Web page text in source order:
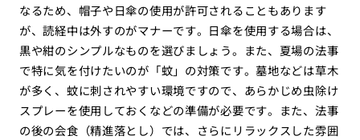
なるため、帽子や日傘の使用が許可されることもあります
が、読経中は外すのがマナーです。日傘を使用する場合は、
黒や紺のシンプルなものを選びましょう。また、夏場の法事
で特に気を付けたいのが「蚊」の対策です。墓地などは草木
が多く、蚊に刺されやすい環境ですので、あらかじめ虫除け
スプレーを使用しておくなどの準備が必要です。また、法事
の後の会食（精進落とし）では、さらにリラックスした雰囲